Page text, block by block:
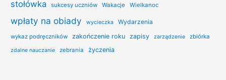
stołówka sukcesy uczniów Wakacje Wielkanoc
wpłaty na obiady wycieczka Wydarzenia
wykaz podręczników zakończenie roku zapisy zarządzenie zbiórka
zdalne nauczanie zebrania życzenia